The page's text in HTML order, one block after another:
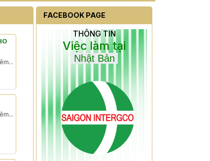
FACEBOOK PAGE
THÔNG TIN
Việc làm tại
Nhật Bản